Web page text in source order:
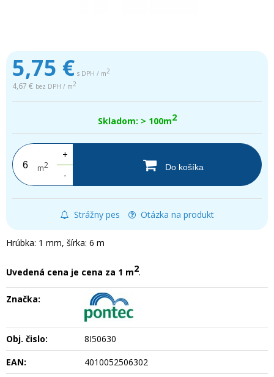
5,75 € s DPH / m2
4,67 € bez DPH / m2
Skladom: > 100m2
m2
+
-
Do košíka
Strážny pes Otázka na produkt
Hrúbka: 1 mm, šírka: 6 m
Uvedená cena je cena za 1 m2.
Značka:
Obj. čislo:
8I50630
EAN:
4010052506302